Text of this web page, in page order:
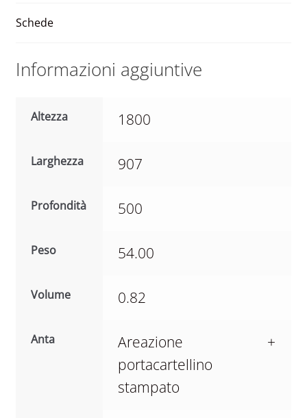
quantità
Schede
Informazioni aggiuntive
Altezza 1800
Larghezza 907
Profondità 500
Peso 54.00
Volume 0.82
Anta
Areazione +
portacartellino
stampato